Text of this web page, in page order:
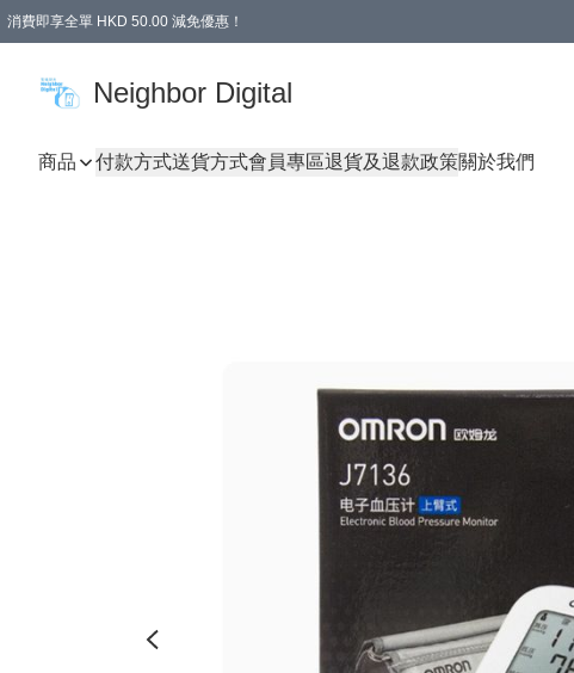
消費即享全單 HKD 50.00 減免優惠！
Neighbor Digital
商品 付款方式送貨方式會員專區退貨及退款政策關於我們